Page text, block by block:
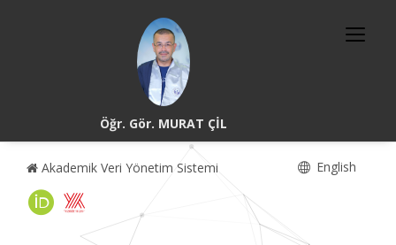
Öğr. Gör. MURAT ÇİL
Akademik Veri Yönetim Sistemi English